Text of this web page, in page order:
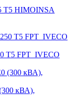
T5 HIMOINSA
T5 FPT_IVECO
кВА),